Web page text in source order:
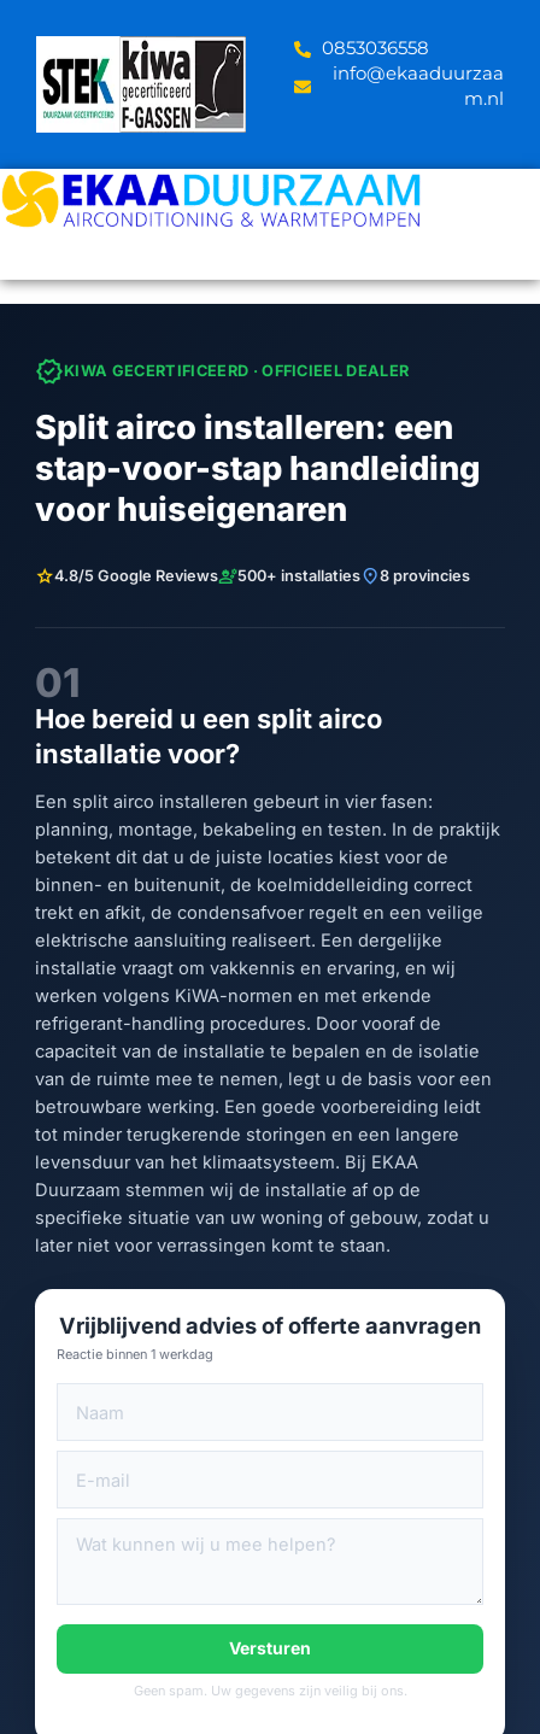
content
‪0853036558
info@ekaaduurzaa
m.nl
verifiedKIWA GECERTIFICEERD · OFFICIEEL DEALER
Split airco installeren: een
stap-voor-stap handleiding
voor huiseigenaren
star4.8/5 Google Reviewsengineering500+ installatieslocation_on8 provincies
01
Hoe bereid u een split airco
installatie voor?
Een split airco installeren gebeurt in vier fasen:
planning, montage, bekabeling en testen. In de praktijk
betekent dit dat u de juiste locaties kiest voor de
binnen- en buitenunit, de koelmiddelleiding correct
trekt en afkit, de condensafvoer regelt en een veilige
elektrische aansluiting realiseert. Een dergelijke
installatie vraagt om vakkennis en ervaring, en wij
werken volgens KiWA-normen en met erkende
refrigerant-handling procedures. Door vooraf de
capaciteit van de installatie te bepalen en de isolatie
van de ruimte mee te nemen, legt u de basis voor een
betrouwbare werking. Een goede voorbereiding leidt
tot minder terugkerende storingen en een langere
levensduur van het klimaatsysteem. Bij EKAA
Duurzaam stemmen wij de installatie af op de
specifieke situatie van uw woning of gebouw, zodat u
later niet voor verrassingen komt te staan.
Vrijblijvend advies of offerte aanvragen
Reactie binnen 1 werkdag
Versturen
Geen spam. Uw gegevens zijn veilig bij ons.